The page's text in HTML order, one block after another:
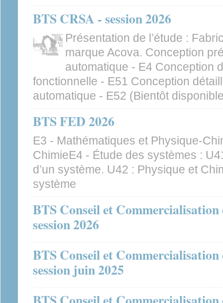
BTS CRSA - session 2026
Présentation de l’étude :
marque Acova. Conception
automatique - E4 Conception
fonctionnelle - E51 Conception
automatique - E52 (Bientôt
BTS FED 2026
E3 - Mathématiques et Physique-
ChimieE4 - Étude des systèmes :
d’un système. U42 : Physique et
système
BTS Conseil et Commercialisation
session 2026
BTS Conseil et Commercialisation
session juin 2025